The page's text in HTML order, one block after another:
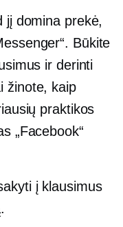
jį domina prekė,
Būkite
ir derinti
žinote, kaip
praktikos
„Facebook“
į klausimus